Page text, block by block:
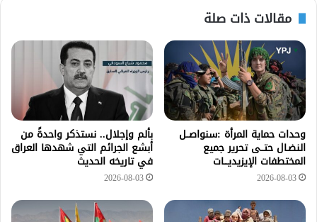
مقالات ذات صلة
وحدات حماية المرأة :سنواصــل
النضـال حتــى تحرير جميع
المختطفات الإيزيديـــات
2026-08-03
بألم وإجلال.. نستذكر واحدةً من
أبشع الجرائم التي شهدها العراق
في تاريخه الحديث
2026-08-03